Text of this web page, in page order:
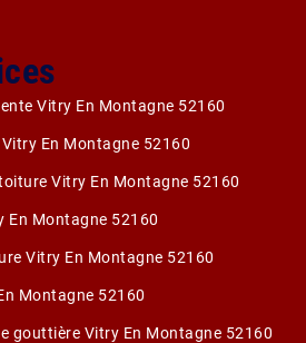
Vitry En Montagne 52160
En Montagne 52160
Vitry En Montagne 52160
En Montagne 52160
Vitry En Montagne 52160
Montagne 52160
gouttière Vitry En Montagne 52160